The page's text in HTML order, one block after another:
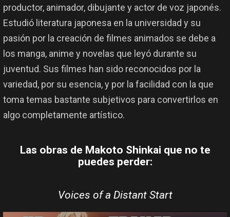
productor, animador, dibujante y actor de voz japonés.
Estudió literatura japonesa en la universidad y su
pasión por la creación de filmes animados se debe a
los manga, anime y novelas que leyó durante su
juventud. Sus filmes han sido reconocidos por la
variedad, por su esencia, y por la facilidad con la que
toma temas bastante subjetivos para convertirlos en
algo completamente artístico.
Las obras de Makoto Shinkai que no te
puedes perder:
Voices of a Distant Start